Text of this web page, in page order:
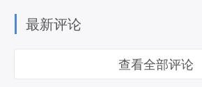
最新评论
查看全部评论